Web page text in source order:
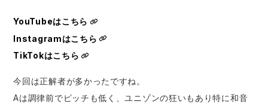
YouTubeはこちら
Instagramはこちら
TikTokはこちら
今回は正解者が多かったですね。
Aは調律前でピッチも低く、ユニゾンの狂いもあり特に和音